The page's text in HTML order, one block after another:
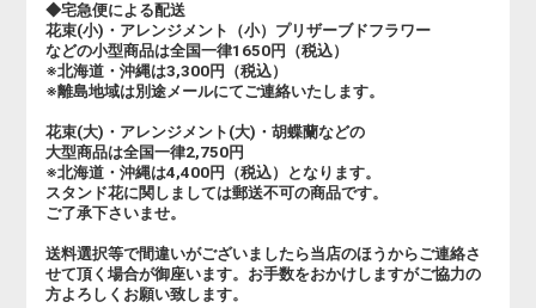
◆宅急便による配送
花束(小)・アレンジメント（小）プリザーブドフラワー
などの小型商品は全国一律1650円（税込）
※北海道・沖縄は3,300円（税込）
※離島地域は別途メールにてご連絡いたします。
花束(大)・アレンジメント(大)・胡蝶蘭などの
大型商品は全国一律2,750円
※北海道・沖縄は4,400円（税込）となります。
スタンド花に関しましては郵送不可の商品です。
ご了承下さいませ。
送料選択等で間違いがございましたら当店のほうからご連絡さ
せて頂く場合が御座います。お手数をおかけしますがご協力の
方よろしくお願い致します。